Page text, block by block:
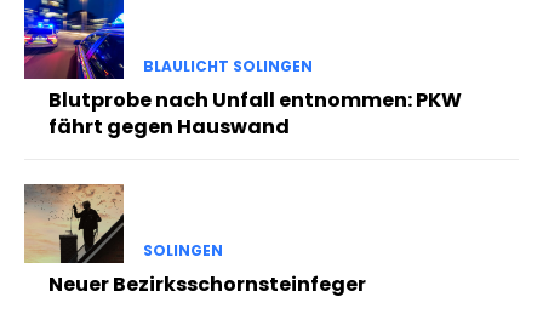
BLAULICHT SOLINGEN
Blutprobe nach Unfall entnommen: PKW
fährt gegen Hauswand
SOLINGEN
Neuer Bezirksschornsteinfeger